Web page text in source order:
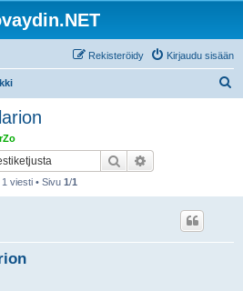
Kirjaudu sisään
Rekisteröidy
Etsi
1 viesti • Sivu 1/1